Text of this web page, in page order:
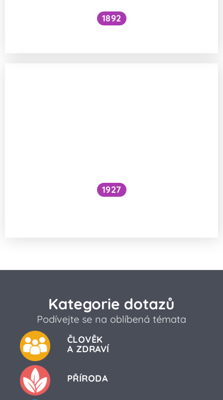
1892
1927
Kategorie dotazů
Podívejte se na oblíbená témata
ČLOVĚK
A ZDRAVÍ
PŘÍRODA